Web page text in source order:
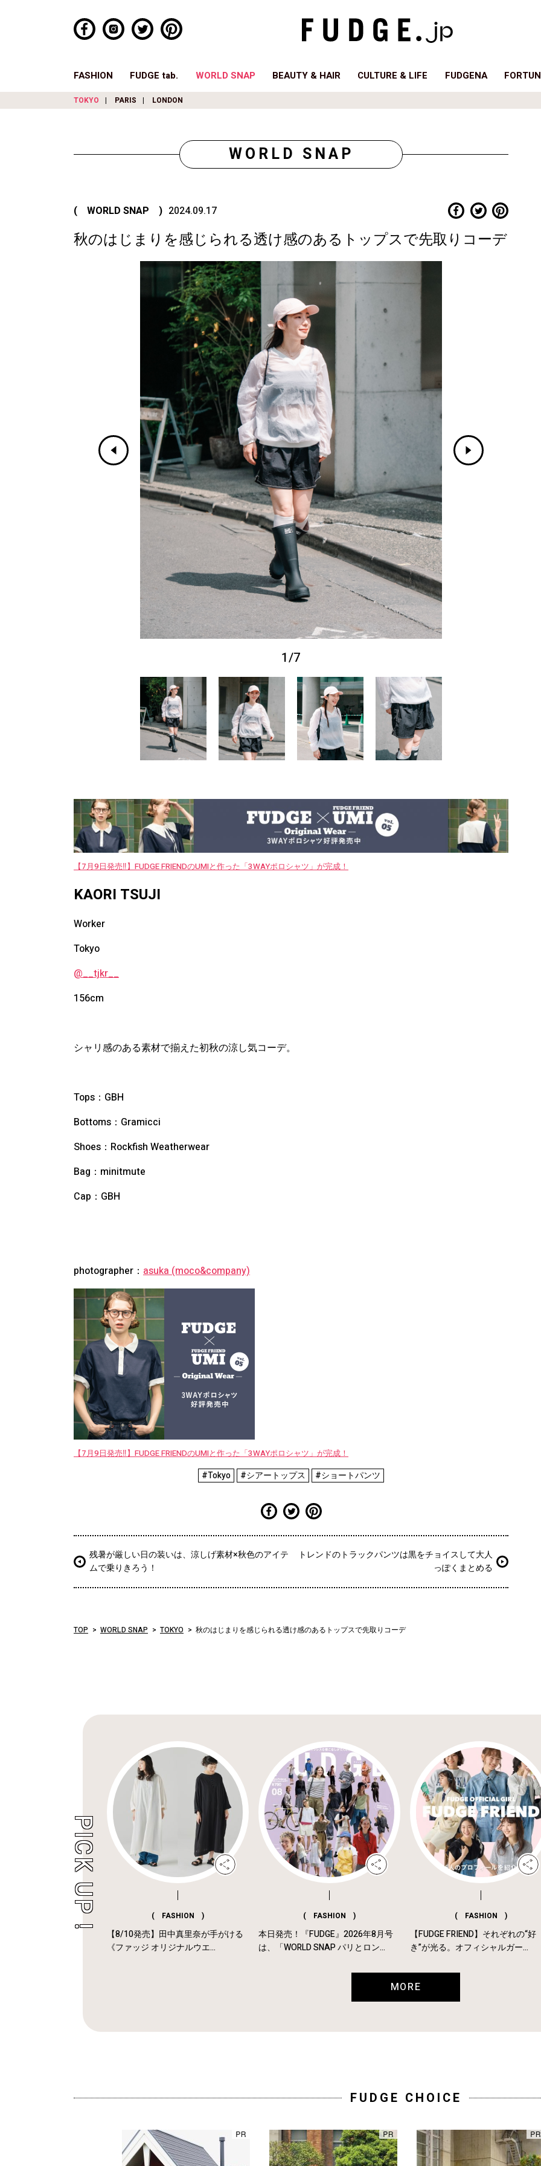
FASHION FUDGE tab. WORLD SNAP BEAUTY & HAIR CULTURE & LIFE FUDGENA
TOKYO PARIS LONDON
WORLD SNAP
( WORLD SNAP ) 2024.09.17
秋のはじまりを感じられる透け感のあるトップスで先取りコーデ
1/7
【7月9日発売‼︎】FUDGE FRIENDのUMIと作った「3WAYポロシャツ」が完成！
KAORI TSUJI
Worker
Tokyo
@__tjkr__
156cm
シャリ感のある素材で揃えた初秋の涼し気コーデ。
Tops：GBH
Bottoms：Gramicci
Shoes：Rockfish Weatherwear
Bag：minitmute
Cap：GBH
photographer： asuka (moco&company)
【7月9日発売‼︎】FUDGE FRIENDのUMIと作った「3WAYポロシャツ」が完成！
#Tokyo #シアートップス #ショートパンツ
残暑が厳しい日の装いは、涼しげ素材×秋色のアイテ
ムで乗りきろう！
トレンドのトラックパンツは黒をチョイスして大人
っぽくまとめる
TOP WORLD SNAP TOKYO 秋のはじまりを感じられる透け感のあるトップスで先取りコーデ
( FASHION )
【8/10発売】田中真里奈が手がける
《ファッジ オリジナルウエ...
( FASHION )
本日発売！『FUDGE』2026年8月号
は、「WORLD SNAP パリとロン...
( FASHION )
【FUDGE FRIEND】それぞれの“好
き”が光る。オフィシャルガー...
MORE
FUDGE CHOICE